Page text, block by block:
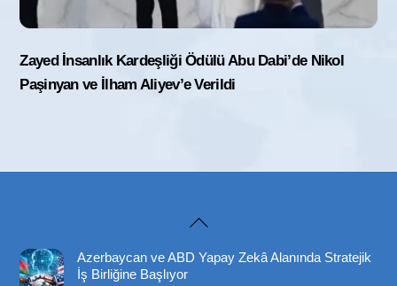
Zayed İnsanlık Kardeşliği Ödülü Abu Dabi’de Nikol
Paşinyan ve İlham Aliyev’e Verildi
Back
Azerbaycan ve ABD Yapay Zekâ Alanında Stratejik
İş Birliğine Başlıyor